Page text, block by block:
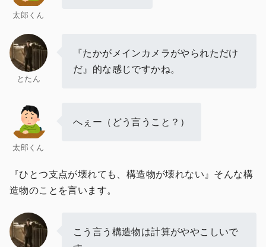
太郎くん
とたん
『たかがメインカメラがやられただけ
だ』的な感じですかね。
太郎くん
へぇー（どう言うこと？）
『ひとつ支点が壊れても、構造物が壊れない』そんな構
造物のことを言います。
こう言う構造物は計算がややこしいで